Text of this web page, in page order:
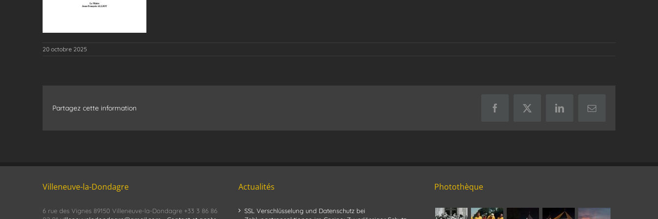
20 octobre 2025
Partagez cette information FacebookX LinkedInEmail
Villeneuve-la-Dondagre
6 rue des Vignes 89150 Villeneuve-la-Dondagre +33 3 86 86
Actualités
SSL Verschlüsselung und Datenschutz bei
Photothèque